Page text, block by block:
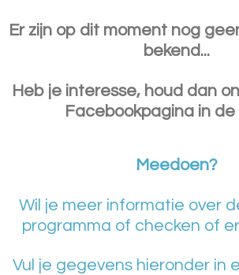
Er zijn op dit moment nog
bekend...
Heb je interesse, houd dan
Facebookpagina in
Meedoen?
Wil je meer informatie over
programma of checken of er
Vul je gegevens hieronder in